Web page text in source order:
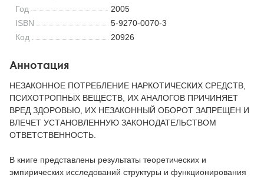
Год
2005
ISBN
5-9270-0070-3
Код
20926
Аннотация
НЕЗАКОННОЕ ПОТРЕБЛЕНИЕ НАРКОТИЧЕСКИХ СРЕДСТВ,
ПСИХОТРОПНЫХ ВЕЩЕСТВ, ИХ АНАЛОГОВ ПРИЧИНЯЕТ
ВРЕД ЗДОРОВЬЮ, ИХ НЕЗАКОННЫЙ ОБОРОТ ЗАПРЕЩЕН И
ВЛЕЧЕТ УСТАНОВЛЕННУЮ ЗАКОНОДАТЕЛЬСТВОМ
ОТВЕТСТВЕННОСТЬ.
В книге представлены результаты теоретических и
эмпирических исследований структуры и функционирования